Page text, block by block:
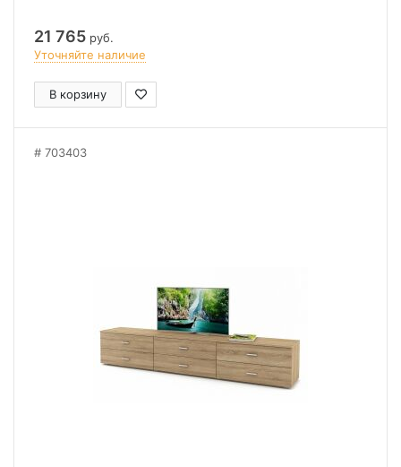
21 765 руб.
Уточняйте наличие
В корзину
703403